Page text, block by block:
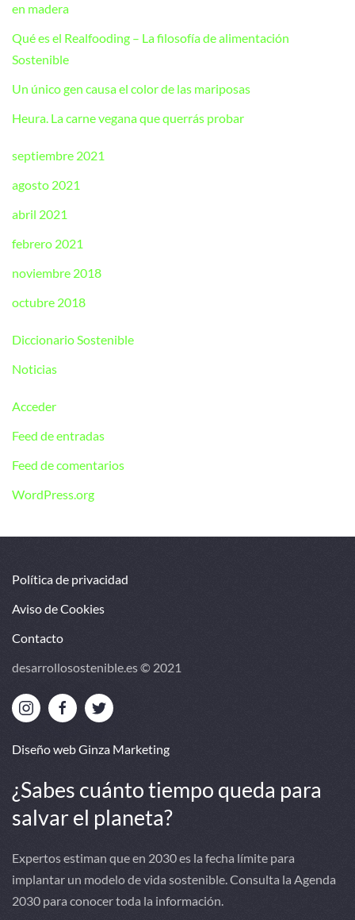
en madera
Qué es el Realfooding – La filosofía de alimentación
Sostenible
Un único gen causa el color de las mariposas
Heura. La carne vegana que querrás probar
septiembre 2021
agosto 2021
abril 2021
febrero 2021
noviembre 2018
octubre 2018
Diccionario Sostenible
Noticias
Acceder
Feed de entradas
Feed de comentarios
WordPress.org
Política de privacidad
Aviso de Cookies
Contacto
desarrollosostenible.es © 2021
Diseño web Ginza Marketing
¿Sabes cuánto tiempo queda para
salvar el planeta?
Expertos estiman que en 2030 es la fecha límite para
implantar un modelo de vida sostenible. Consulta la Agenda
2030 para conocer toda la información.